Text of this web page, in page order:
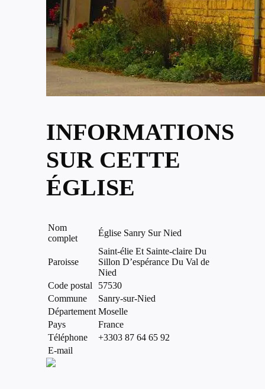
INFORMATIONS
SUR CETTE
ÉGLISE
Nom
complet
Église Sanry Sur Nied
Paroisse
Saint-élie Et Sainte-claire Du
Sillon D’espérance Du Val de
Nied
Code postal
57530
Commune
Sanry-sur-Nied
Département Moselle
Pays
France
Téléphone
+3303 87 64 65 92
E-mail